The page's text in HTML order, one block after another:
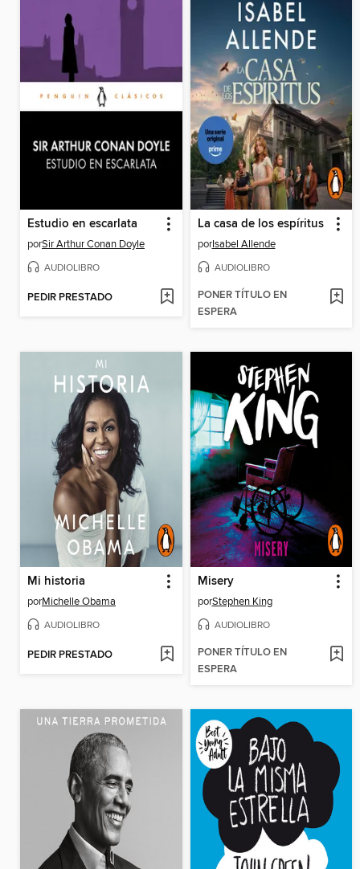
Estudio en escarlata
porSir Arthur Conan Doyle
AUDIOLIBRO
PEDIR PRESTADO
La casa de los espíritus
porIsabel Allende
AUDIOLIBRO
PONER TÍTULO EN
ESPERA
Mi historia
porMichelle Obama
AUDIOLIBRO
PEDIR PRESTADO
Misery
porStephen King
AUDIOLIBRO
PONER TÍTULO EN
ESPERA